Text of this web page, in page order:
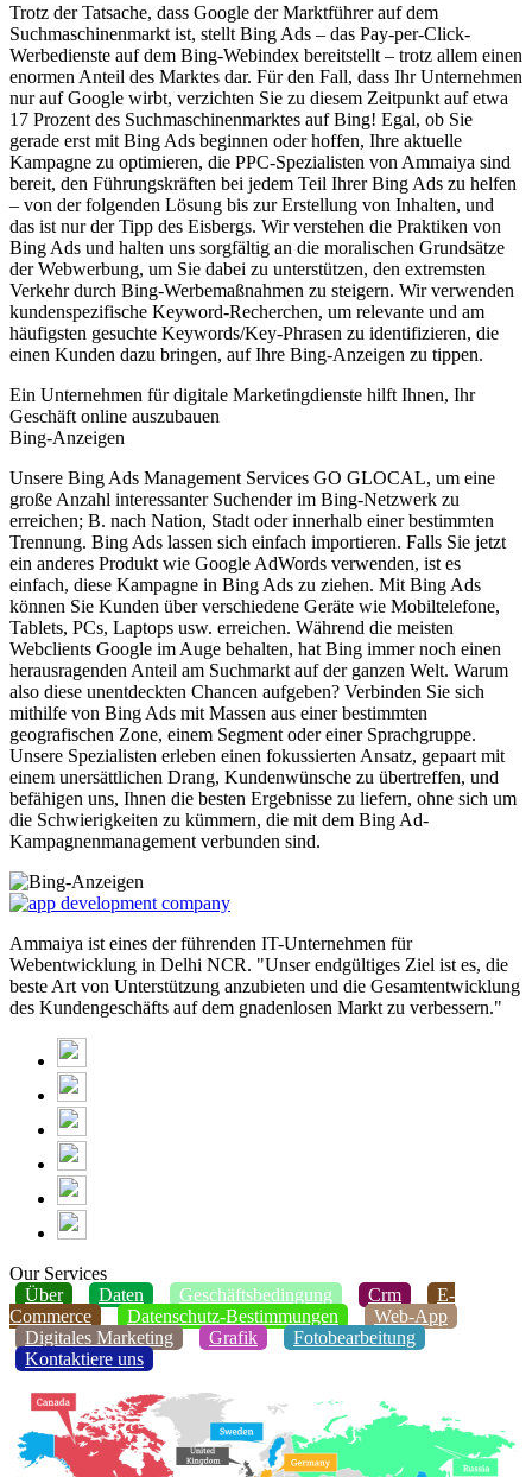
Trotz der Tatsache, dass Google der Marktführer auf dem
Suchmaschinenmarkt ist, stellt Bing Ads – das Pay-per-Click-
Werbedienste auf dem Bing-Webindex bereitstellt – trotz allem einen
enormen Anteil des Marktes dar. Für den Fall, dass Ihr Unternehmen
nur auf Google wirbt, verzichten Sie zu diesem Zeitpunkt auf etwa
17 Prozent des Suchmaschinenmarktes auf Bing! Egal, ob Sie
gerade erst mit Bing Ads beginnen oder hoffen, Ihre aktuelle
Kampagne zu optimieren, die PPC-Spezialisten von Ammaiya sind
bereit, den Führungskräften bei jedem Teil Ihrer Bing Ads zu helfen
– von der folgenden Lösung bis zur Erstellung von Inhalten, und
das ist nur der Tipp des Eisbergs. Wir verstehen die Praktiken von
Bing Ads und halten uns sorgfältig an die moralischen Grundsätze
der Webwerbung, um Sie dabei zu unterstützen, den extremsten
Verkehr durch Bing-Werbemaßnahmen zu steigern. Wir verwenden
kundenspezifische Keyword-Recherchen, um relevante und am
häufigsten gesuchte Keywords/Key-Phrasen zu identifizieren, die
einen Kunden dazu bringen, auf Ihre Bing-Anzeigen zu tippen.
Ein Unternehmen für digitale Marketingdienste hilft Ihnen, Ihr
Geschäft online auszubauen
Bing-Anzeigen
Unsere Bing Ads Management Services GO GLOCAL, um eine
große Anzahl interessanter Suchender im Bing-Netzwerk zu
erreichen; B. nach Nation, Stadt oder innerhalb einer bestimmten
Trennung. Bing Ads lassen sich einfach importieren. Falls Sie jetzt
ein anderes Produkt wie Google AdWords verwenden, ist es
einfach, diese Kampagne in Bing Ads zu ziehen. Mit Bing Ads
können Sie Kunden über verschiedene Geräte wie Mobiltelefone,
Tablets, PCs, Laptops usw. erreichen. Während die meisten
Webclients Google im Auge behalten, hat Bing immer noch einen
herausragenden Anteil am Suchmarkt auf der ganzen Welt. Warum
also diese unentdeckten Chancen aufgeben? Verbinden Sie sich
mithilfe von Bing Ads mit Massen aus einer bestimmten
geografischen Zone, einem Segment oder einer Sprachgruppe.
Unsere Spezialisten erleben einen fokussierten Ansatz, gepaart mit
einem unersättlichen Drang, Kundenwünsche zu übertreffen, und
befähigen uns, Ihnen die besten Ergebnisse zu liefern, ohne sich um
die Schwierigkeiten zu kümmern, die mit dem Bing Ad-
Kampagnenmanagement verbunden sind.
Ammaiya ist eines der führenden IT-Unternehmen für
Webentwicklung in Delhi NCR. "Unser endgültiges Ziel ist es, die
beste Art von Unterstützung anzubieten und die Gesamtentwicklung
des Kundengeschäfts auf dem gnadenlosen Markt zu verbessern."
Our Services
Über
Daten Geschäftsbedingung Crm
E-
Commerce
Datenschutz-Bestimmungen
Web-App
Digitales Marketing
Grafik
Fotobearbeitung
Kontaktiere uns